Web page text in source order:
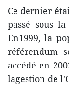
Ce dernier
passé sous
En1999, la
référendum
accédé en
lagestion de